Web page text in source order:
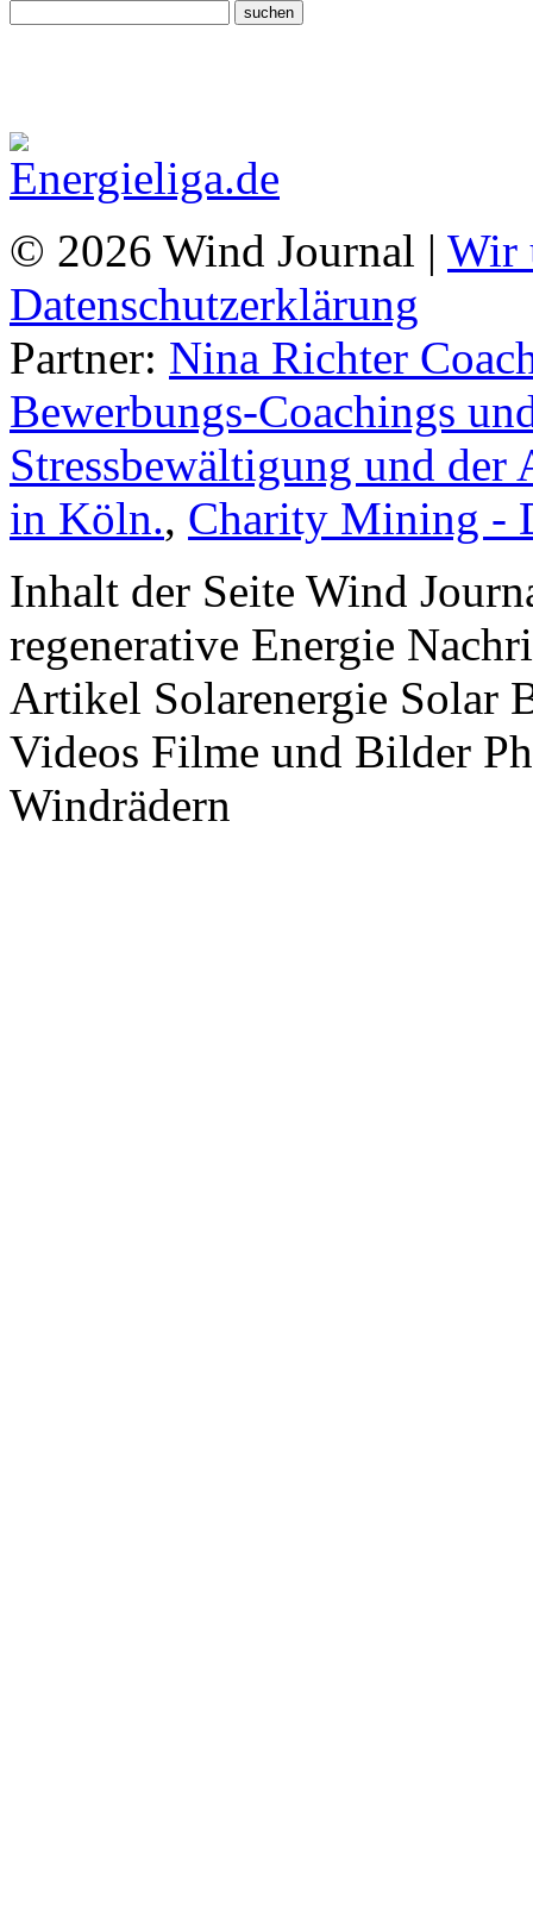
© 2026 Wind Journal | Wir
Datenschutzerklärung
Partner: Nina Richter
Bewerbungs-Coachings
Stressbewältigung und
in Köln., Charity Mining -
Inhalt der Seite Wind
regenerative Energie
Artikel Solarenergie Solar
Videos Filme und Bilder
Windrädern